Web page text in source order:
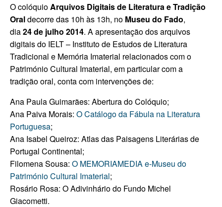
O colóquioArquivos Digitais de Literatura e Tradição
Oraldecorredas 10h às 13h, no Museu do Fado,
dia24 de julho 2014. A apresentação dos arquivos
digitais do IELT – Instituto de Estudos de Literatura
Tradicional e Memória Imaterial relacionados com o
Património Cultural Imaterial, em particular com a
tradição oral, conta com intervenções de:
Ana Paula Guimarães: Abertura do Colóquio;
Ana Paiva Morais: O Catálogo da Fábula na Literatura
Portuguesa;
Ana Isabel Queiroz: Atlas das Paisagens Literárias de
Portugal Continental;
Filomena Sousa: O MEMORIAMEDIA e-Museu do
Património Cultural Imaterial;
Rosário Rosa: O Adivinhário do Fundo Michel
Giacometti.